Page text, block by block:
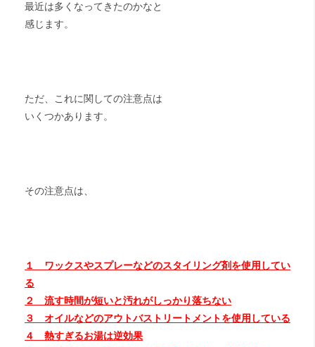
最近は多くなってきたのかなと
感じます。
ただ、これに関しての注意点は
いくつかあります。
その注意点は、
１ ワックスやスプレーなどのスタイリング剤を使用してい
る
２ 流す時間が短いと汚れがしっかり落ちない
３ オイルなどのアウトバストリートメントを使用している
４ 熱すぎるお湯は逆効果